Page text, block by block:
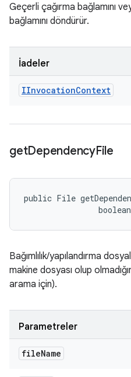
Geçerli çağırma bağlamını
bağlamını döndürür.
İadeler
IInvocationContext
getDependencyFile
public File
Bağımlılık/yapılandırma
makine dosyası olup
arama için).
Parametreler
fileName